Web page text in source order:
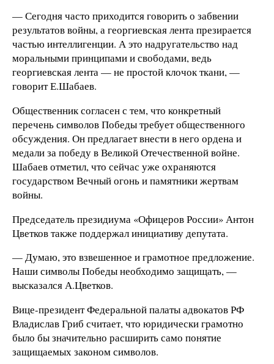
— Сегодня часто приходится говорить о забвении
результатов войны, а георгиевская лента презирается
частью интеллигенции. А это надругательство над
моральными принципами и свободами, ведь
георгиевская лента — не простой клочок ткани, —
говорит Е.Шабаев.
Общественник согласен с тем, что конкретный
перечень символов Победы требует общественного
обсуждения. Он предлагает внести в него ордена и
медали за победу в Великой Отечественной войне.
Шабаев отметил, что сейчас уже охраняются
государством Вечный огонь и памятники жертвам
войны.
Председатель президиума «Офицеров России» Антон
Цветков также поддержал инициативу депутата.
— Думаю, это взвешенное и грамотное предложение.
Наши символы Победы необходимо защищать, —
высказался А.Цветков.
Вице-президент Федеральной палаты адвокатов РФ
Владислав Гриб считает, что юридически грамотно
было бы значительно расширить само понятие
защищаемых законом символов.